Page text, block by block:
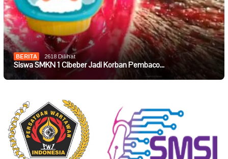
BERITA 2618 Dilihat
Siswa SMKN 1 Cibeber Jadi Korban Pembaco…